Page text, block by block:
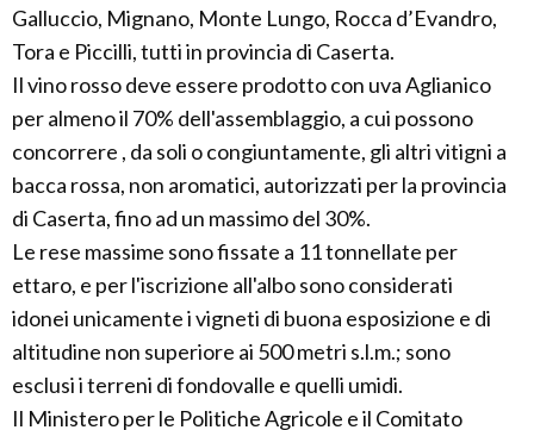
Galluccio, Mignano, Monte Lungo, Rocca d’Evandro,
Tora e Piccilli, tutti in provincia di Caserta.
Il vino rosso deve essere prodotto con uva Aglianico
per almeno il 70% dell'assemblaggio, a cui possono
concorrere , da soli o congiuntamente, gli altri vitigni a
bacca rossa, non aromatici, autorizzati per la provincia
di Caserta, fino ad un massimo del 30%.
Le rese massime sono fissate a 11 tonnellate per
ettaro, e per l'iscrizione all'albo sono considerati
idonei unicamente i vigneti di buona esposizione e di
altitudine non superiore ai 500 metri s.l.m.; sono
esclusi i terreni di fondovalle e quelli umidi.
Il Ministero per le Politiche Agricole e il Comitato